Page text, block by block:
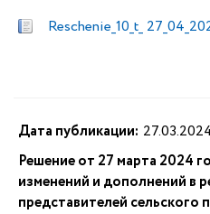
Reschenie_10_t_
Дата публикации:
Решение от 27 марта 2024
изменений и дополнений в
представителей сельского